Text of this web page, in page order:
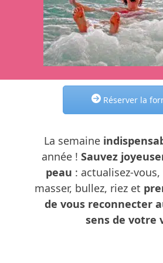
Réserver la
La semaine
année ! Sauvez
peau : actualisez-
masser, bullez, riez et
de vous reconnecter
sens de votre